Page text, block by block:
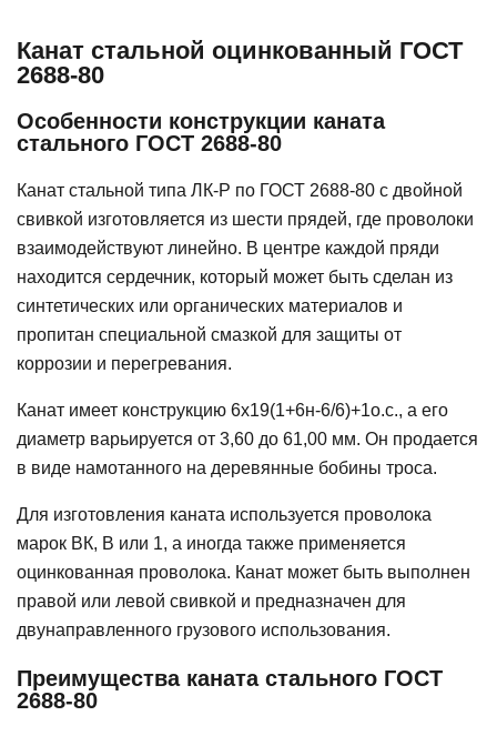
Канат стальной оцинкованный ГОСТ
2688-80
Особенности конструкции каната
стального ГОСТ 2688-80
Канат стальной типа ЛК-Р по ГОСТ 2688-80 с двойной
свивкой изготовляется из шести прядей, где проволоки
взаимодействуют линейно. В центре каждой пряди
находится сердечник, который может быть сделан из
синтетических или органических материалов и
пропитан специальной смазкой для защиты от
коррозии и перегревания.
Канат имеет конструкцию 6х19(1+6н-6/6)+1о.с., а его
диаметр варьируется от 3,60 до 61,00 мм. Он продается
в виде намотанного на деревянные бобины троса.
Для изготовления каната используется проволока
марок ВК, В или 1, а иногда также применяется
оцинкованная проволока. Канат может быть выполнен
правой или левой свивкой и предназначен для
двунаправленного грузового использования.
Преимущества каната стального ГОСТ
2688-80